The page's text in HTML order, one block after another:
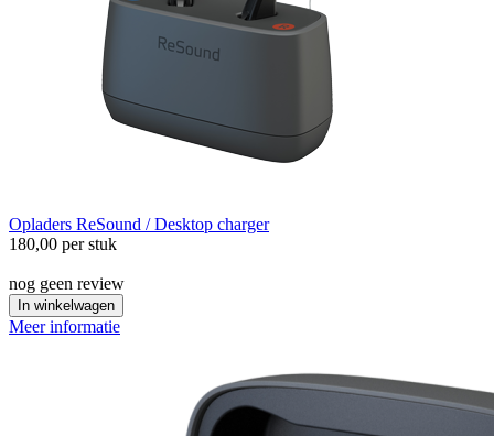
Opladers ReSound / Desktop charger
180,00 per stuk
nog geen review
In winkelwagen
Meer informatie